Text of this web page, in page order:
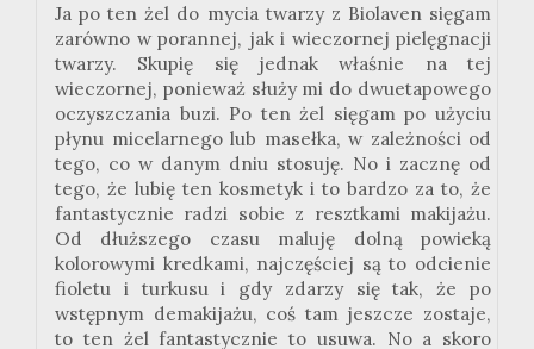
Ja po ten żel do mycia twarzy z Biolaven sięgam
zarówno w porannej, jak i wieczornej pielęgnacji
twarzy. Skupię się jednak właśnie na tej
wieczornej, ponieważ służy mi do dwuetapowego
oczyszczania buzi. Po ten żel sięgam po użyciu
płynu micelarnego lub masełka, w zależności od
tego, co w danym dniu stosuję. No i zacznę od
tego, że lubię ten kosmetyk i to bardzo za to, że
fantastycznie radzi sobie z resztkami makijażu.
Od dłuższego czasu maluję dolną powieką
kolorowymi kredkami, najczęściej są to odcienie
fioletu i turkusu i gdy zdarzy się tak, że po
wstępnym demakijażu, coś tam jeszcze zostaje,
to ten żel fantastycznie to usuwa. No a skoro